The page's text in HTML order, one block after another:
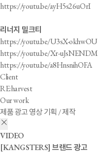
https://youtu.be/ayH5s26uOrI
리너지 밀크티
https://youtu.be/U3sX-okhwOU
https://youtu.be/Xr-uJsNENDM
https://youtu.be/a8HnsnihOFA
Client
RE:harvest
Our work
제품 광고 영상 기획 / 제작
VIDEO
[KANGSTERS] 브랜드 광고